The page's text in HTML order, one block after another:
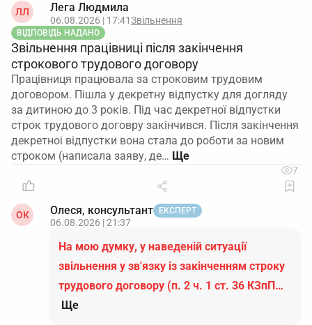
ЛЛ Лега Людмила
06.08.2026 | 17:41Звільнення
ВІДПОВІДЬ НАДАНО
Звільнення працівниці після закінчення
строкового трудового договору
Працівниця працювала за строковим трудовим
договором. Пішла у декретну відпустку для догляду
за дитиною до 3 років. Під час декретної відпустки
строк трудового договру закінчився. Після закінчення
декретноі відпустки вона стала до роботи за новим
строком (написала заяву, де…
7
ОК Олеся, консультант ЕКСПЕРТ
06.08.2026 | 21:37
На мою думку, у наведеній ситуації
звільнення у зв'язку із закінченням строку
трудового договору (п. 2 ч. 1 ст. 36 КЗпП…
Ще